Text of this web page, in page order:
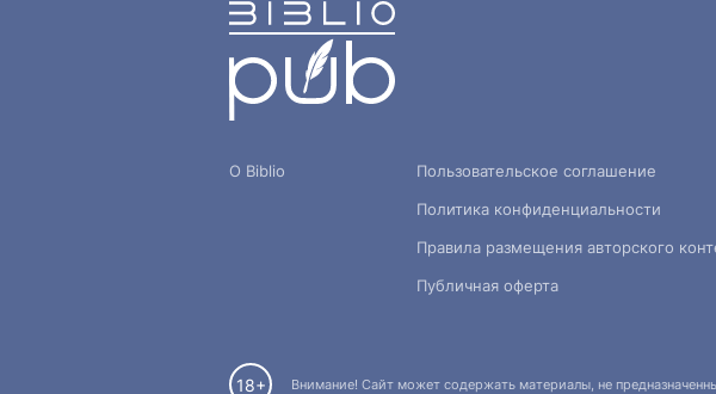
О Biblio
Пользовательское соглашение
Политика конфиденциальности
Правила размещения авторского
Публичная оферта
18+ Внимание! Сайт может содержать материалы, не